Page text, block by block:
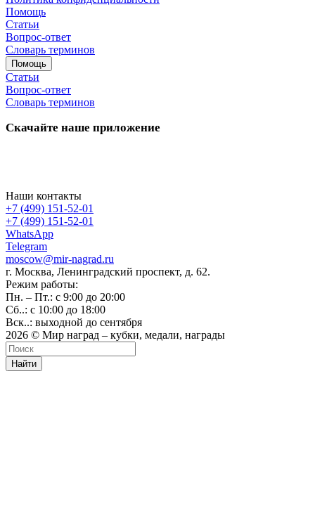
Помощь
Статьи
Вопрос-ответ
Словарь терминов
Помощь
Статьи
Вопрос-ответ
Словарь терминов
Скачайте наше приложение
Наши контакты
+7 (499) 151-52-01
+7 (499) 151-52-01
WhatsApp
Telegram
moscow@mir-nagrad.ru
г. Москва, Ленинградский проспект, д. 62.
Режим работы:
Пн. – Пт.: с 9:00 до 20:00
Сб..: с 10:00 до 18:00
Вск..: выходной до сентября
2026 © Мир наград – кубки, медали, награды
Найти